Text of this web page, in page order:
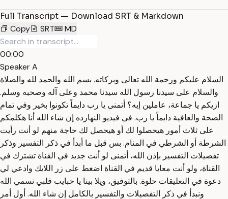
Full Transcript — Download SRT & Markdown
Copy
SRT MD
00:00
Speaker A
السلام عليكم ورحمة الله تعالى وبركاته. بسم الله والحمد لله والصلاة
والسلام على سيدنا رسول الله سيدنا محمد وعلى آله وصحبه وسلم.
ازيكم يا جماعة، عاملين إيه؟ أتمنى يا رب دايماً تكونوا بخير وفي تمام
الصحة والعافية دايماً يا رب. في فيديو النهارده إن شاء الله أنا هكلمكم
على ثلاث أمور هيحصلوا لك أو هيحصل لك حاجة منهم لو أنت رأيت
الشرطة أو الشرطي في المنام. بس قبل ما أبدأ في ذكر التفسير وذكر
تفصيلات التفسير بإذن الله، أتمنى لو أنت جديد في القناة تشترك في
القناة، ولو أنت معايا قديم في القناة اضغط على زر اللايك وادعي لي
دعوة في التعليقات حلوة. بالتوفيق، ويلا بينا يا حبايب قلبي نسمي الله
ونبدأ في ذكر التفصيلات والتفسير بالكامل إن شاء الله. أول أمر